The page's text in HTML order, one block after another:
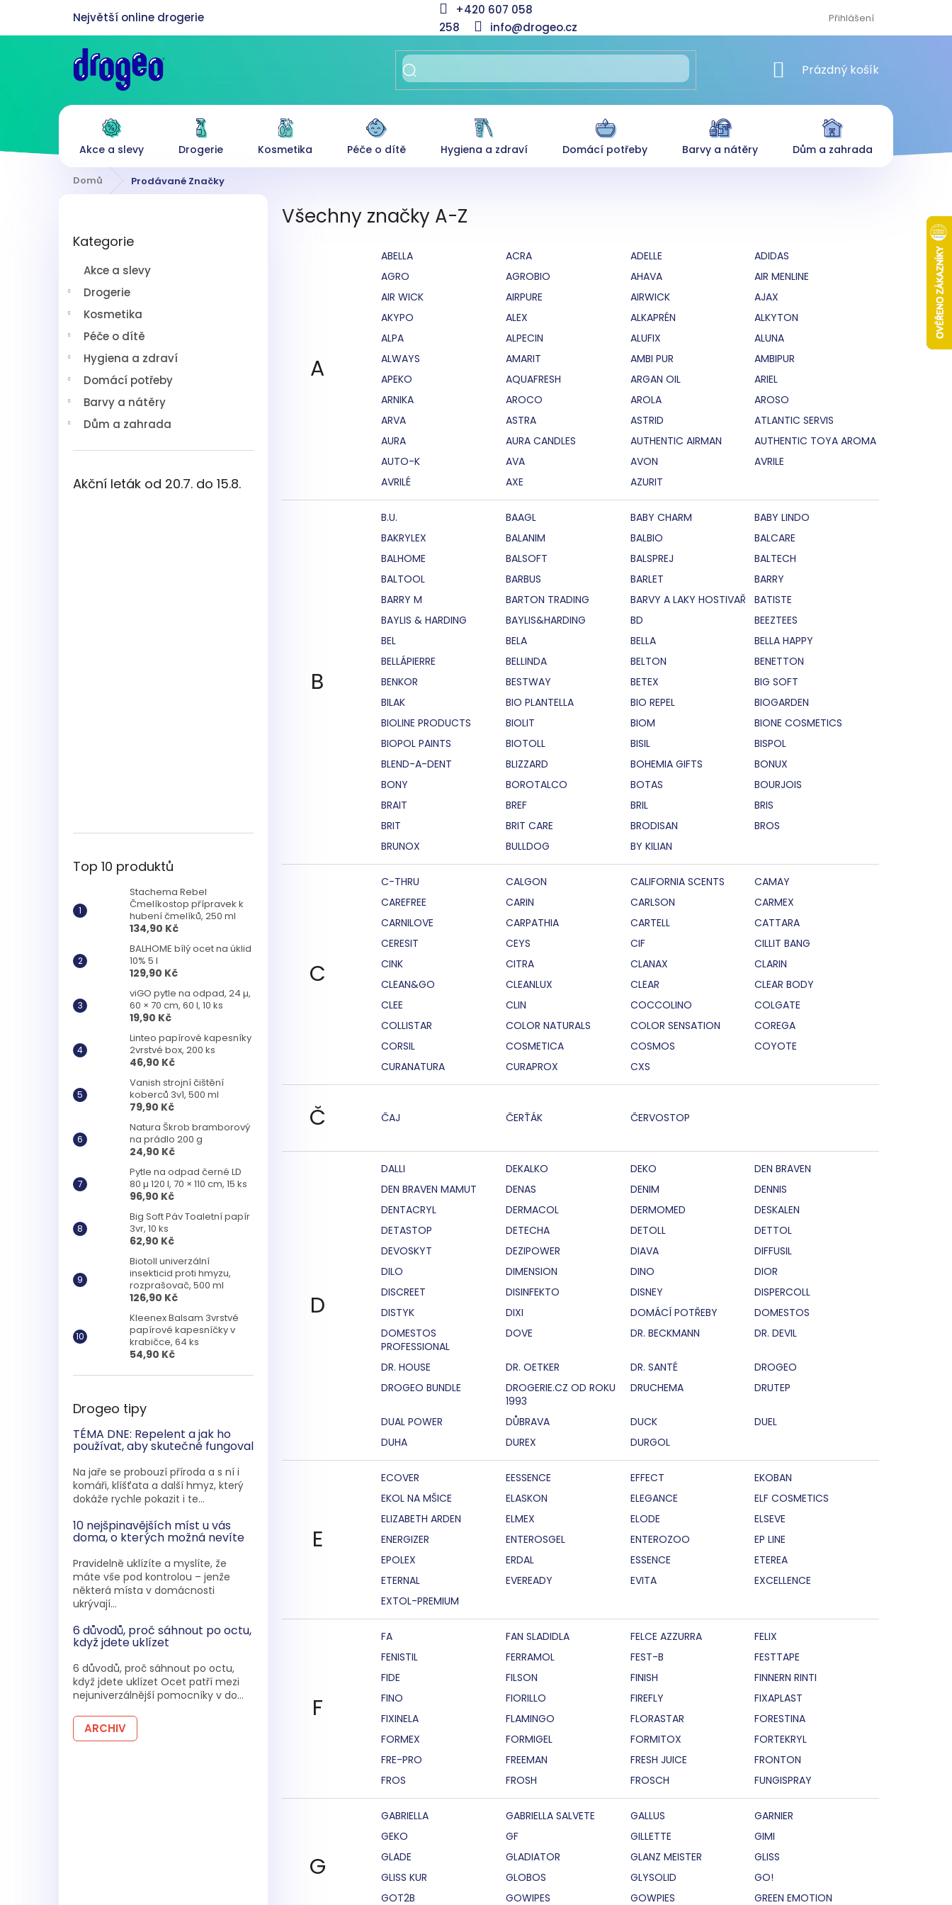
obsah
+420 607 058
258
info@drogeo.cz
Přihlášení
NÁKUPNÍ KOŠÍK
Prázdný košík
Akce a slevy Drogerie Kosmetika Péče o dítě Hygiena a zdraví Domácí potřeby Barvy a nátěry Dům a zahrada
Domů Prodávané Značky
kategorie
Kategorie
Akce a slevy
Drogerie
Kosmetika
Péče o dítě
Hygiena a zdraví
Domácí potřeby
Barvy a nátěry
Dům a zahrada
Akční leták od 20.7. do 15.8.
Top 10 produktů
Stachema Rebel
Čmelíkostop přípravek k
hubení čmelíků, 250 ml
134,90 Kč
BALHOME bílý ocet na úklid
10% 5 l
129,90 Kč
viGO pytle na odpad, 24 µ,
60 × 70 cm, 60 l, 10 ks
19,90 Kč
Linteo papírové kapesníky
2vrstvé box, 200 ks
46,90 Kč
Vanish strojní čištění
koberců 3v1, 500 ml
79,90 Kč
Natura Škrob bramborový
na prádlo 200 g
24,90 Kč
Pytle na odpad černé LD
80 µ 120 l, 70 × 110 cm, 15 ks
96,90 Kč
Big Soft Páv Toaletní papír
3vr, 10 ks
62,90 Kč
Biotoll univerzální
insekticid proti hmyzu,
rozprašovač, 500 ml
126,90 Kč
Kleenex Balsam 3vrstvé
papírové kapesníčky v
krabičce, 64 ks
54,90 Kč
Drogeo tipy
TÉMA DNE: Repelent a jak ho
používat, aby skutečně fungoval
Na jaře se probouzí příroda a s ní i
komáři, klíšťata a další hmyz, který
dokáže rychle pokazit i te...
10 nejšpinavějších míst u vás
doma, o kterých možná nevíte
Pravidelně uklízíte a myslíte, že
máte vše pod kontrolou – jenže
některá místa v domácnosti
ukrývají...
6 důvodů, proč sáhnout po octu,
když jdete uklízet
6 důvodů, proč sáhnout po octu,
když jdete uklízet Ocet patří mezi
nejuniverzálnější pomocníky v do...
ARCHIV
Všechny značky A-Z
A
ABELLA ACRA ADELLE
ADIDAS
AGRO
AGROBIO AHAVA
AIR MENLINE
AIR WICK
AIRPURE AIRWICK
AJAX
AKYPO
ALEX ALKAPRÉN
ALKYTON
ALPA
ALPECIN ALUFIX
ALUNA
ALWAYS
AMARIT AMBI PUR
AMBIPUR
APEKO
AQUAFRESH ARGAN OIL
ARIEL
ARNIKA
AROCO AROLA
AROSO
ARVA
ASTRA ASTRID
ATLANTIC SERVIS
AURA
AURA CANDLES AUTHENTIC AIRMAN
AUTHENTIC TOYA AROMA
AUTO-K
AVA AVON
AVRILE
AVRILÉ
AXE AZURIT
B
B.U. BAAGL BABY CHARM
BABY LINDO
BAKRYLEX
BALANIM BALBIO
BALCARE
BALHOME
BALSOFT BALSPREJ
BALTECH
BALTOOL
BARBUS BARLET
BARRY
BARRY M
BARTON TRADING BARVY A LAKY HOSTIVAŘ
BATISTE
BAYLIS & HARDING
BAYLIS&HARDING BD
BEEZTEES
BEL
BELA BELLA
BELLA HAPPY
BELLÁPIERRE
BELLINDA BELTON
BENETTON
BENKOR
BESTWAY BETEX
BIG SOFT
BILAK
BIO PLANTELLA BIO REPEL
BIOGARDEN
BIOLINE PRODUCTS
BIOLIT BIOM
BIONE COSMETICS
BIOPOL PAINTS
BIOTOLL BISIL
BISPOL
BLEND-A-DENT
BLIZZARD BOHEMIA GIFTS
BONUX
BONY
BOROTALCO BOTAS
BOURJOIS
BRAIT
BREF BRIL
BRIS
BRIT
BRIT CARE BRODISAN
BROS
BRUNOX
BULLDOG BY KILIAN
C
C-THRU CALGON CALIFORNIA SCENTS
CAMAY
CAREFREE
CARIN CARLSON
CARMEX
CARNILOVE
CARPATHIA CARTELL
CATTARA
CERESIT
CEYS CIF
CILLIT BANG
CINK
CITRA CLANAX
CLARIN
CLEAN&GO
CLEANLUX CLEAR
CLEAR BODY
CLEE
CLIN COCCOLINO
COLGATE
COLLISTAR
COLOR NATURALS COLOR SENSATION
COREGA
CORSIL
COSMETICA COSMOS
COYOTE
CURANATURA
CURAPROX CXS
Č ČAJ ČERŤÁK ČERVOSTOP
D
DALLI DEKALKO DEKO
DEN BRAVEN
DEN BRAVEN MAMUT
DENAS DENIM
DENNIS
DENTACRYL
DERMACOL DERMOMED
DESKALEN
DETASTOP
DETECHA DETOLL
DETTOL
DEVOSKYT
DEZIPOWER DIAVA
DIFFUSIL
DILO
DIMENSION DINO
DIOR
DISCREET
DISINFEKTO DISNEY
DISPERCOLL
DISTYK
DIXI DOMÁCÍ POTŘEBY
DOMESTOS
DOMESTOS
PROFESSIONAL
DOVE DR. BECKMANN DR. DEVIL
DR. HOUSE DR. OETKER DR. SANTÉ
DROGEO
DROGEO BUNDLE
DROGERIE.CZ OD ROKU
1993
DRUCHEMA DRUTEP
DUAL POWER DŮBRAVA DUCK
DUEL
DUHA
DUREX DURGOL
E
ECOVER EESSENCE EFFECT
EKOBAN
EKOL NA MŠICE
ELASKON ELEGANCE
ELF COSMETICS
ELIZABETH ARDEN
ELMEX ELODE
ELSEVE
ENERGIZER
ENTEROSGEL ENTEROZOO
EP LINE
EPOLEX
ERDAL ESSENCE
ETEREA
ETERNAL
EVEREADY EVITA
EXCELLENCE
EXTOL-PREMIUM
F
FA FAN SLADIDLA FELCE AZZURRA
FELIX
FENISTIL
FERRAMOL FEST-B
FESTTAPE
FIDE
FILSON FINISH
FINNERN RINTI
FINO
FIORILLO FIREFLY
FIXAPLAST
FIXINELA
FLAMINGO FLORASTAR
FORESTINA
FORMEX
FORMIGEL FORMITOX
FORTEKRYL
FRE-PRO
FREEMAN FRESH JUICE
FRONTON
FROS
FROSH FROSCH FUNGISPRAY
G
GABRIELLA GABRIELLA SALVETE GALLUS
GARNIER
GEKO
GF GILLETTE
GIMI
GLADE
GLADIATOR GLANZ MEISTER
GLISS
GLISS KUR
GLOBOS GLYSOLID
GO!
GOT2B
GOWIPES GOWPIES GREEN EMOTION